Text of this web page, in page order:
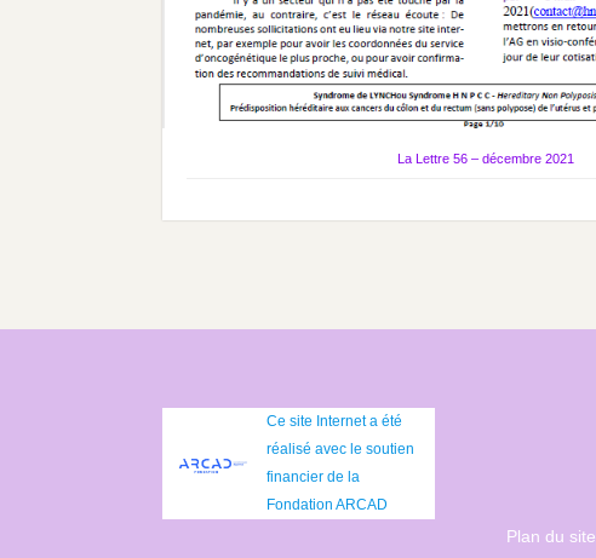
La Lettre 56 – décembre 2021
Ce site Internet a été
réalisé avec le soutien
financier de la
Fondation ARCAD
Plan du site